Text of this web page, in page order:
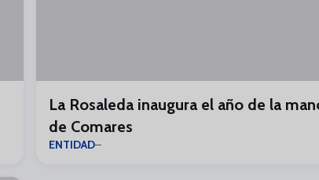
La Rosaleda inaugura el año de la
de Comares
ENTIDAD